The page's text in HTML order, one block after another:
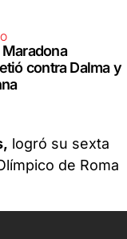
contra Dalma y
logró su sexta
de Roma